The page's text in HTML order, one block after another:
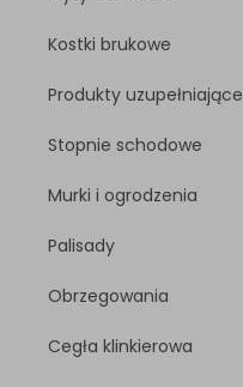
Kostki brukowe
Produkty uzupełniające
Stopnie schodowe
Murki i ogrodzenia
Palisady
Obrzegowania
Cegła klinkierowa